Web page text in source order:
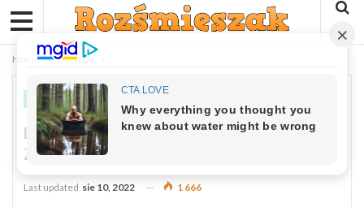
Home Dowcipy
DOWCIPY
Dowcip: Niedźwiedź Sporządził Listę
Zwierząt, Które Chce Zjeść….
Last updated sie 10, 2022 1 666